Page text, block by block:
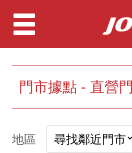
門市據點 - 直營
地區